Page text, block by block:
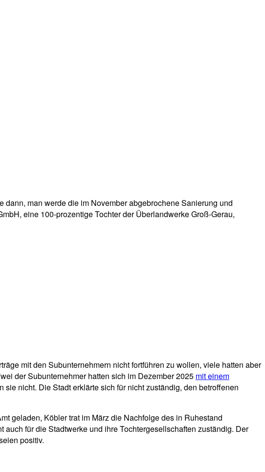
man werde die im November abgebrochene Sanierung und
eine 100-prozentige Tochter der Überlandwerke Groß-Gerau,
mit den Subunternehmern nicht fortführen zu wollen, viele hatten aber
der Subunternehmer hatten sich im Dezember 2025 mit einem
sie nicht. Die Stadt erklärte sich für nicht zuständig, den betroffenen
geladen, Köbler trat im März die Nachfolge des in Ruhestand
für die Stadtwerke und ihre Tochtergesellschaften zuständig. Der
positiv.